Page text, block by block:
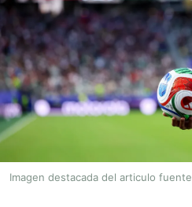
Imagen destacada del articulo fuente